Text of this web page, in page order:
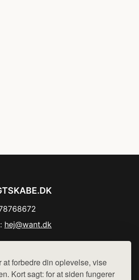
forbedre din oplevelse, vise
Kort sagt: for at siden fungerer
hej@want.dk